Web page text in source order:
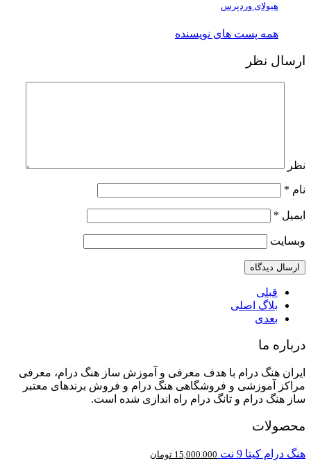
هیولای وردپرس
همه پست های نویسنده
ارسال نظر
نظر
نام *
ایمیل *
وبسایت
قبلی
بلاگ اصلی
بعدی
درباره ما
ایران هنگ درام با هدف معرفی و آموزش ساز هنگ درام، معرفی
مراکز آموزشی و فروشگاهی هنگ درام و فروش برندهای معتبر
ساز هنگ درام و تانگ درام راه اندازی شده است.
محصولات
هنگ درام کیتا 9 نت 15,000.000 تومان